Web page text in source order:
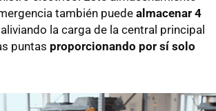
también puede almacenar 4
la carga de la central principal
puntas proporcionando por sí solo